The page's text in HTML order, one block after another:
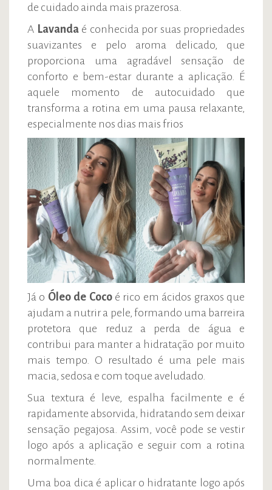
de cuidado ainda mais prazerosa.
A Lavandaé conhecida por suas propriedades
suavizantes e pelo aroma delicado, que
proporciona uma agradável sensação de
conforto e bem-estar durante a aplicação. É
aquele momento de autocuidado que
transforma a rotina em uma pausa relaxante,
especialmente nos dias mais frios
Já o Óleo de Cocoé rico em ácidos graxos que
ajudam a nutrir a pele, formando uma barreira
protetora que reduz a perda de água e
contribui para manter a hidratação por muito
mais tempo. O resultado é uma pele mais
macia, sedosa e com toque aveludado.
Sua textura é leve, espalha facilmente e é
rapidamente absorvida, hidratando sem deixar
sensação pegajosa. Assim, você pode se vestir
logo após a aplicação e seguir com a rotina
normalmente.
Uma boa dica é aplicar o hidratante logo após